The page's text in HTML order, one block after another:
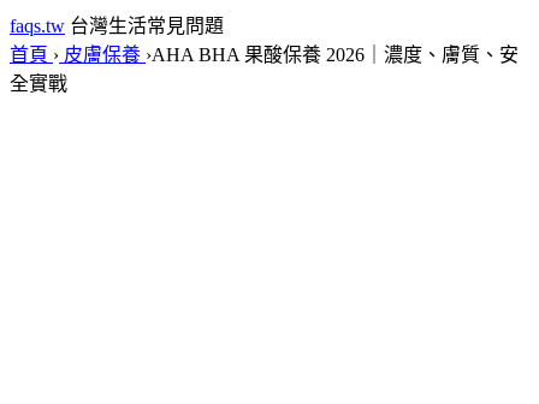
faqs.tw 台灣生活常見問題
首頁 › 皮膚保養 ›AHA BHA 果酸保養 2026｜濃度、膚質、安
全實戰